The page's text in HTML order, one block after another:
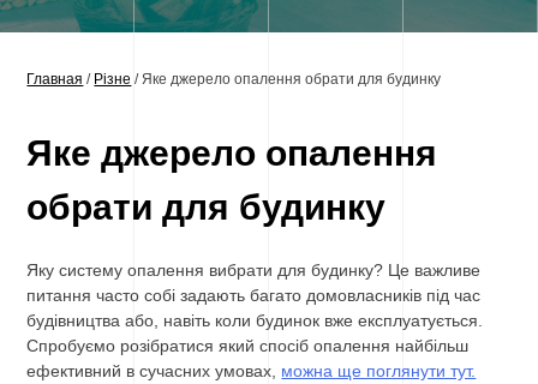
Главная / Різне /Яке джерело опалення обрати для будинку
Яке джерело опалення
обрати для будинку
Яку систему опалення вибрати для будинку? Це важливе
питання часто собі задають багато домовласників під час
будівництва або, навіть коли будинок вже експлуатується.
Спробуємо розібратися який спосіб опалення найбільш
ефективний в сучасних умовах, можна ще поглянути тут.